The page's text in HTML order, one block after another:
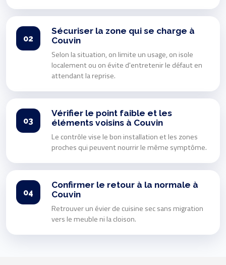
02
Sécuriser la zone qui se charge à
Couvin
Selon la situation, on limite un usage, on isole
localement ou on évite d'entretenir le défaut en
attendant la reprise.
03
Vérifier le point faible et les
éléments voisins à Couvin
Le contrôle vise le bon installation et les zones
proches qui peuvent nourrir le même symptôme.
04
Confirmer le retour à la normale à
Couvin
Retrouver un évier de cuisine sec sans migration
vers le meuble ni la cloison.